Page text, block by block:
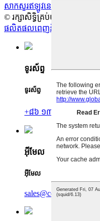
សាកសួរឥឡូវនេះ
© រក្សាសិទ្ធិគ្រប់យ៉ាង - ២០១០
ផលិតផលពេញនិយម
ទូរស័ព្ទ
ទូរស័ព្ទ
+៨៦ ១៣៧០៨០៦២៤៧
អ៊ីមែល
អ៊ីមែល
sales@cengocar.com